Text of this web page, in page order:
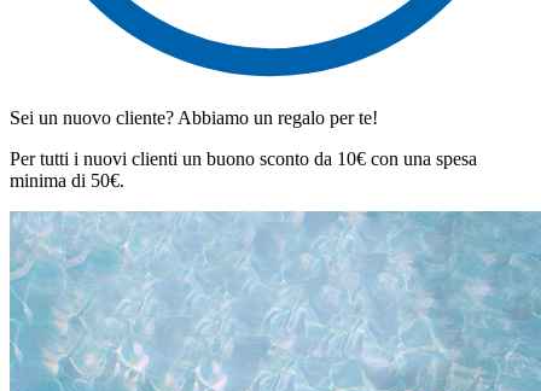
Sei un nuovo cliente? Abbiamo un regalo per te!
Per tutti i nuovi clienti un buono sconto da 10€ con una spesa
minima di 50€.